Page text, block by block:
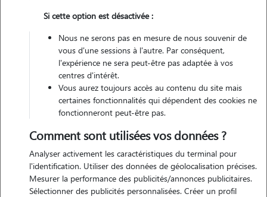
Motivation
amoureuse des animaux depuis toujours, je suis l'heureuse
propriétaire d'un maine coon, une race que j'affectionne
particulièrement pour son caractère doux et sa grande sensibilité.
vivre avec lui au quotidien m'a appris à reconnaître les besoins
spécifiques des chats, à respecter leur rythme, et à créer un
environnement rassurant et affectueux. les animaux font partie
intégrante de ma vie, et c'est avec beaucoup de plaisir et d'attention
que je m'en occupe.
Si cette option est désactivée :
Nous ne serons pas en mesure de nous souvenir de
vous d'une sessions à l'autre. Par conséquent,
l'expérience ne sera peut-être pas adaptée à vos
centres d'intérêt.
Vous aurez toujours accès au contenu du site mais
certaines fonctionnalités qui dépendent des cookies ne
fonctionneront peut-être pas.
Comment sont utilisées vos données ?
Analyser activement les caractéristiques du terminal pour
l'identification. Utiliser des données de géolocalisation précises.
Mesurer la performance des publicités/annonces publicitaires.
Sélectionner des publicités personnalisées. Créer un profil